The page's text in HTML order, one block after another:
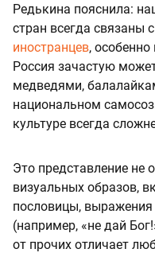
Редькина пояснила:
стран всегда связаны
иностранцев,
Россия зачастую
медведями,
национальном
культуре всегда
Это представление не
визуальных образов,
пословицы, выражения
(например, «не дай
от прочих отличает